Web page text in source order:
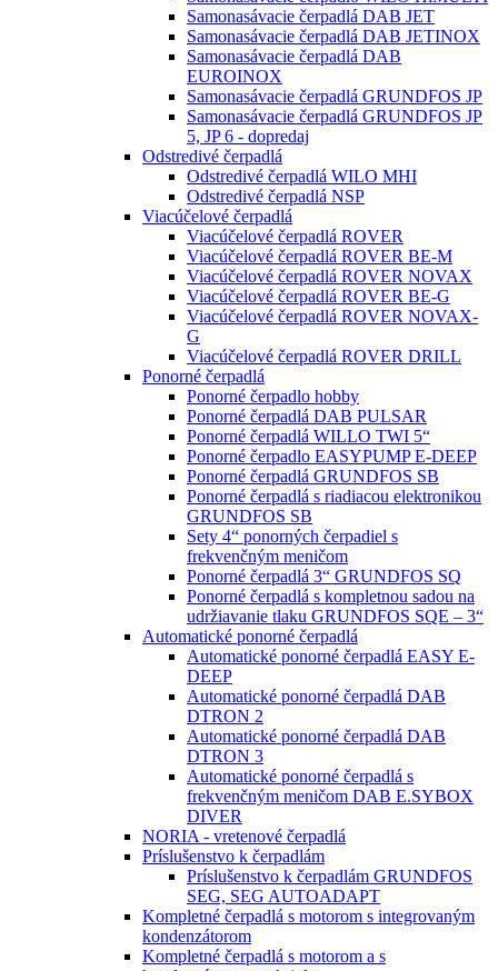
Samonasávacie čerpadlá DAB JET
Samonasávacie čerpadlá DAB JETINOX
Samonasávacie čerpadlá DAB
EUROINOX
Samonasávacie čerpadlá GRUNDFOS JP
Samonasávacie čerpadlá GRUNDFOS JP
5, JP 6 - dopredaj
Odstredivé čerpadlá
Odstredivé čerpadlá WILO MHI
Odstredivé čerpadlá NSP
Viacúčelové čerpadlá
Viacúčelové čerpadlá ROVER
Viacúčelové čerpadlá ROVER BE-M
Viacúčelové čerpadlá ROVER NOVAX
Viacúčelové čerpadlá ROVER BE-G
Viacúčelové čerpadlá ROVER NOVAX-
G
Viacúčelové čerpadlá ROVER DRILL
Ponorné čerpadlá
Ponorné čerpadlo hobby
Ponorné čerpadlá DAB PULSAR
Ponorné čerpadlá WILLO TWI 5“
Ponorné čerpadlo EASYPUMP E-DEEP
Ponorné čerpadlá GRUNDFOS SB
Ponorné čerpadlá s riadiacou elektronikou
GRUNDFOS SB
Sety 4“ ponorných čerpadiel s
frekvenčným meničom
Ponorné čerpadlá 3“ GRUNDFOS SQ
Ponorné čerpadlá s kompletnou sadou na
udržiavanie tlaku GRUNDFOS SQE – 3“
Automatické ponorné čerpadlá
Automatické ponorné čerpadlá EASY E-
DEEP
Automatické ponorné čerpadlá DAB
DTRON 2
Automatické ponorné čerpadlá DAB
DTRON 3
Automatické ponorné čerpadlá s
frekvenčným meničom DAB E.SYBOX
DIVER
NORIA - vretenové čerpadlá
Príslušenstvo k čerpadlám
Príslušenstvo k čerpadlám GRUNDFOS
SEG, SEG AUTOADAPT
Kompletné čerpadlá s motorom s integrovaným
kondenzátorom
Kompletné čerpadlá s motorom a s